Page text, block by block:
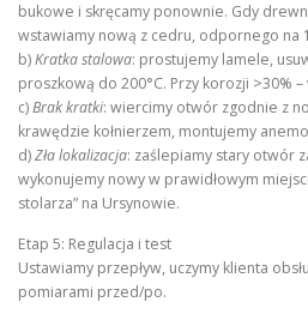
bukowe i skręcamy ponownie. Gdy
wstawiamy nową z cedru, odpornego na
b)Kratka stalowa: prostujemy lamele,
proszkową do 200°C. Przy korozji >30%
c)Brak kratki: wiercimy otwór zgodnie z
krawędzie kołnierzem, montujemy
d)Zła lokalizacja: zaślepiamy stary otwór
wykonujemy nowy w prawidłowym
stolarza” na Ursynowie.
Etap 5: Regulacja i test
Ustawiamy przepływ, uczymy klienta
pomiarami przed/po.